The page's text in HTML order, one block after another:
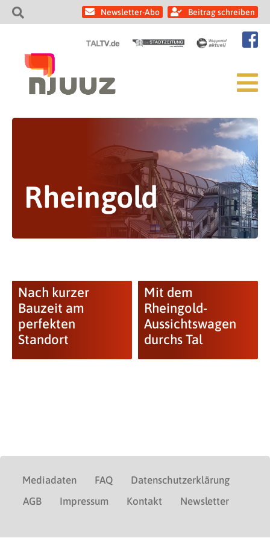
Newsletter-Abo Beitrag schreiben
Rheingold
Nach kurzer
Bauzeit am
perfekten
Standort
Mit dem
Rheingold-
Aussichtswagen
durchs Tal
Mediadaten FAQ
Datenschutzerklärung
AGB
Impressum Kontakt Newsletter